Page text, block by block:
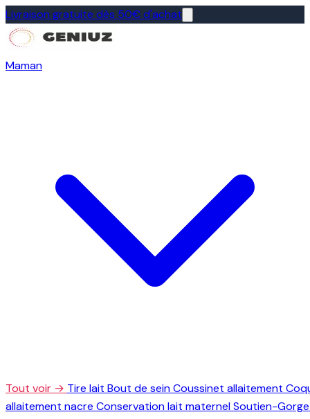
Livraison gratuite dès 50€ d'achat
Maman
Tout voir → Tire lait Bout de seinCoussinet allaitement
allaitement nacre Conservation lait maternelSoutien-